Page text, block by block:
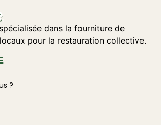
dans la fourniture de
pour la restauration collective.
?